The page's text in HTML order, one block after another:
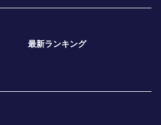
最新ランキング